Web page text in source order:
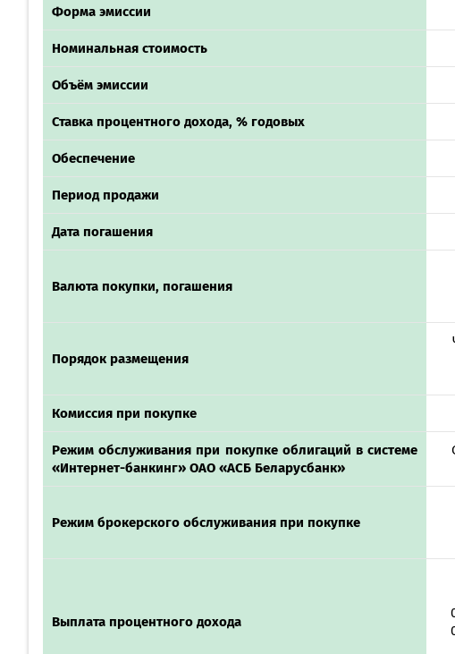
Форма эмиссии
Номинальная стоимость
Объём эмиссии
Ставка процентного дохода, % годовых
Обеспечение
Период продажи
Дата погашения
Валюта покупки, погашения
Порядок размещения
Комиссия при покупке
Режим обслуживания при покупке облигаций в системе
«Интернет-банкинг» ОАО «АСБ Беларусбанк»
Режим брокерского обслуживания при покупке
Выплата процентного дохода